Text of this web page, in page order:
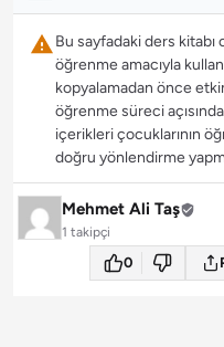
Bu sayfadaki ders kitabı
öğrenme amacıyla
kopyalamadan önce
öğrenme süreci
içerikleri çocuklarının
doğru yönlendirme
Mehmet Ali Taş
1 takipçi
0